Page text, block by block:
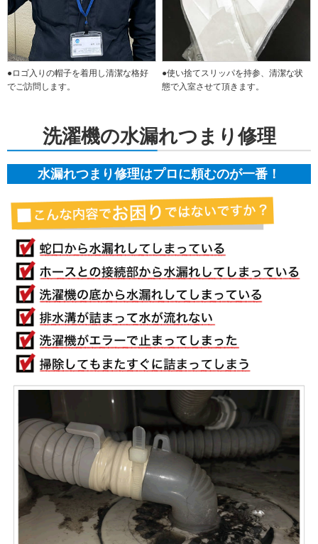
●ロゴ入りの帽子を着用し清潔な格好
でご訪問します。
●使い捨てスリッパを持参、清潔な状
態で入室させて頂きます。
洗濯機の水漏れつまり修理
水漏れつまり修理はプロに頼むのが一番！